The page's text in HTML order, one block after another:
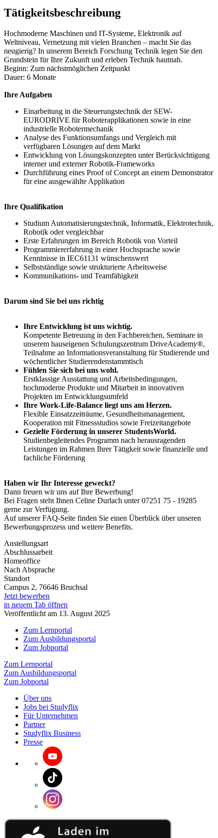
Tätigkeitsbeschreibung
Hochmoderne Maschinen und IT-Systeme, Elektronik auf
Weltniveau, Vernetzung mit vielen Branchen – macht Sie das
neugierig? In unserem Bereich Forschung Technik legen Sie den
Grundstein für Ihre Zukunft und erleben Technik hautnah.
Beginn: Zum nächstmöglichen Zeitpunkt
Dauer: 6 Monate
Ihre Aufgaben
Einarbeitung in die Steuerungstechnik der SEW-
EURODRIVE für Roboterapplikationen sowie in eine
industrielle Robotermechanik
Analyse des Funktionsumfangs und Vergleich mit
verfügbaren Lösungen auf dem Markt
Entwicklung von Lösungskonzepten unter Berücksichtigung
interner und externer Robotik-Frameworks
Durchführung eines Proof of Concept an einem Demonstrator
für eine ausgewählte Applikation
Ihre Qualifikation
Studium Automatisierungstechnik, Informatik, Elektrotechnik,
Robotik oder vergleichbar
Erste Erfahrungen im Bereich Robotik von Vorteil
Programmiererfahrung in einer Hochsprache sowie
Kenntnisse in IEC61131 wünschenswert
Selbstständige sowie strukturierte Arbeitsweise
Kommunikations- und Teamfähigkeit
Darum sind Sie bei uns richtig
Ihre Entwicklung ist uns wichtig.
Kompetente Betreuung in den Fachbereichen, Seminare in
unserem hauseigenen Schulungszentrum DriveAcademy®,
Teilnahme an Informationsveranstaltung für Studierende und
wöchentlicher Studierendenstammtisch
Fühlen Sie sich bei uns wohl.
Erstklassige Ausstattung und Arbeitsbedingungen,
hochmoderne Produkte und Mitarbeit in innovativen
Projekten im Entwicklungsumfeld
Ihre Work-Life-Balance liegt uns am Herzen.
Flexible Einsatzzeiträume, Gesundheitsmanagement,
Kooperation mit Fitnessstudios sowie Freizeitangebote
Gezielte Förderung in unserer StudentsWorld.
Studienbegleitendes Programm nach herausragenden
Leistungen im Rahmen Ihrer Tätigkeit sowie finanzielle und
fachliche Förderung
Haben wir Ihr Interesse geweckt?
Dann freuen wir uns auf Ihre Bewerbung!
Bei Fragen steht Ihnen Celine Durlach unter 07251 75 - 19285
gerne zur Verfügung.
Auf unserer FAQ-Seite finden Sie einen Überblick über unseren
Bewerbungsprozess und weitere Benefits.
Anstellungsart
Abschlussarbeit
Homeoffice
Nach Absprache
Standort
Campus 2, 76646 Bruchsal
Jetzt bewerben
in neuem Tab öffnen
Veröffentlicht am 13. August 2025
Zum Lernportal
Zum Ausbildungsportal
Zum Jobportal
Zum Lernportal
Zum Ausbildungsportal
Zum Jobportal
Über uns
Jobs bei Studyflix
Für Unternehmen
Partner
Studyflix Business
Presse